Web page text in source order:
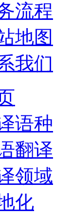
流程
地图
我们
语种
翻译
领域
化